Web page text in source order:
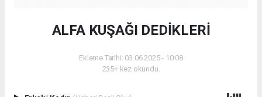
ALFA KUŞAĞI DEDİKLERİ
Ekleme Tarihi: 03.06.2025 - 10:08
235+ kez okundu.